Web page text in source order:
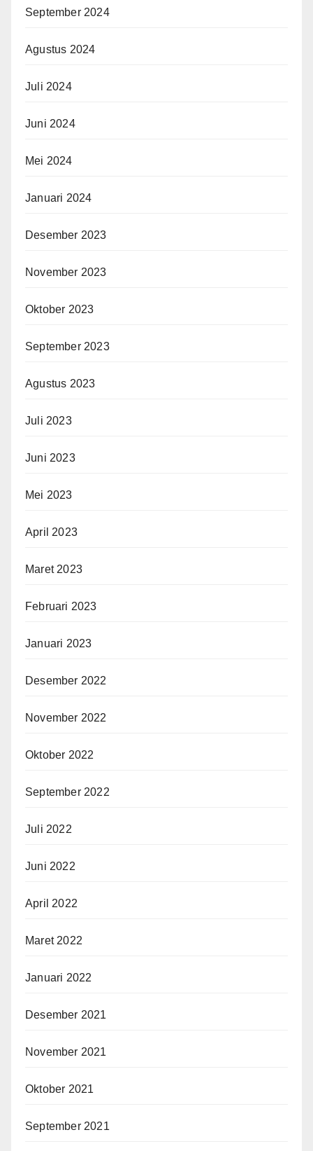
September 2024
Agustus 2024
Juli 2024
Juni 2024
Mei 2024
Januari 2024
Desember 2023
November 2023
Oktober 2023
September 2023
Agustus 2023
Juli 2023
Juni 2023
Mei 2023
April 2023
Maret 2023
Februari 2023
Januari 2023
Desember 2022
November 2022
Oktober 2022
September 2022
Juli 2022
Juni 2022
April 2022
Maret 2022
Januari 2022
Desember 2021
November 2021
Oktober 2021
September 2021